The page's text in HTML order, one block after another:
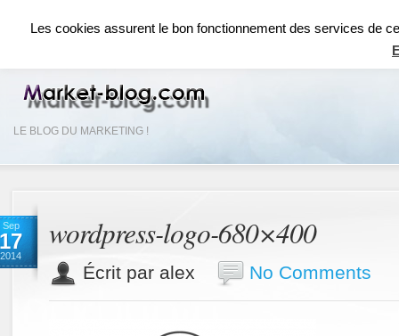
LE BLOG DU MARKETING !
ACCUEIL RÉSEAUX SOCIAUX RÉFÉRENCEMENT SEO
Sep
17
2014
wordpress-logo-680×400
Écrit par alex No Comments
Les cookies assurent le bon fonctionnement des services de